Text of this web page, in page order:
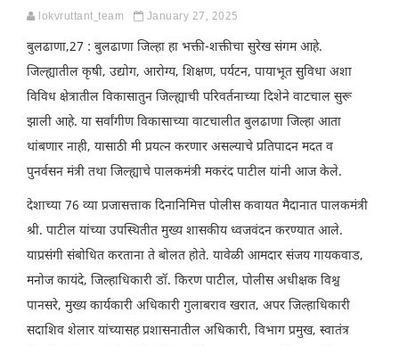
lokvruttant_team January 27, 2025
बुलढाणा,27 : बुलढाणा जिल्हा हा भक्ती-शक्तीचा सुरेख संगम आहे.
जिल्ह्यातील कृषी, उद्योग, आरोग्य, शिक्षण, पर्यटन, पायाभूत सुविधा अशा
विविध क्षेत्रातील विकासातुन जिल्ह्याची परिवर्तनाच्या दिशेने वाटचाल सुरू
झाली आहे. या सर्वांगीण विकासाच्या वाटचालीत बुलढाणा जिल्हा आता
थांबणार नाही, यासाठी मी प्रयत्न करणार असल्याचे प्रतिपादन मदत व
पुनर्वसन मंत्री तथा जिल्ह्याचे पालकमंत्री मकरंद पाटील यांनी आज केले.
देशाच्या 76 व्या प्रजासत्ताक दिनानिमित्त पोलीस कवायत मैदानात पालकमंत्री
श्री. पाटील यांच्या उपस्थितीत मुख्य शासकीय ध्वजवंदन करण्यात आले.
याप्रसंगी संबोधित करताना ते बोलत होते. यावेळी आमदार संजय गायकवाड,
मनोज कायंदे, जिल्हाधिकारी डॉ. किरण पाटील, पोलीस अधीक्षक विश्व
पानसरे, मुख्य कार्यकारी अधिकारी गुलाबराव खरात, अपर जिल्हाधिकारी
सदाशिव शेलार यांच्यासह प्रशासनातील अधिकारी, विभाग प्रमुख, स्वातंत्र